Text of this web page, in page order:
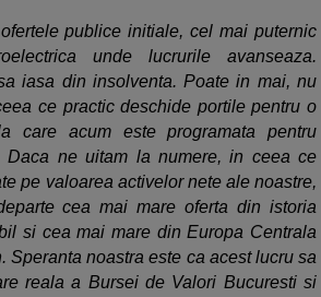
publice initiale, cel mai puternic
unde lucrurile avanseaza.
iasa din insolventa. Poate in mai, nu
ce practic deschide portile pentru o
care acum este programata pentru
Daca ne uitam la numere, in ceea ce
pe valoarea activelor nete ale noastre,
cea mai mare oferta din istoria
si cea mai mare din Europa Centrala
Speranta noastra este ca acest lucru sa
reala a Bursei de Valori Bucuresti si